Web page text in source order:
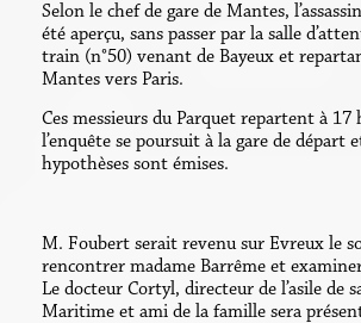
Selon le chef de gare de Mantes,
été aperçu, sans passer par la salle
train (n°50) venant de Bayeux et
Mantes vers Paris.
Ces messieurs du Parquet repartent à 17
l’enquête se poursuit à la gare de départ
hypothèses sont émises.
M. Foubert serait revenu sur Evreux le
rencontrer madame Barrême et
Le docteur Cortyl, directeur de l’asile de
Maritime et ami de la famille sera